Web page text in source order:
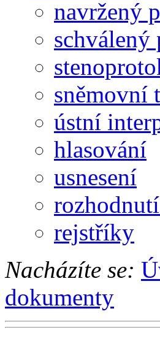
navržený
schválený
sněmovní
ústní
hlasování
usnesení
rejstříky
Nacházíte se:
dokumenty